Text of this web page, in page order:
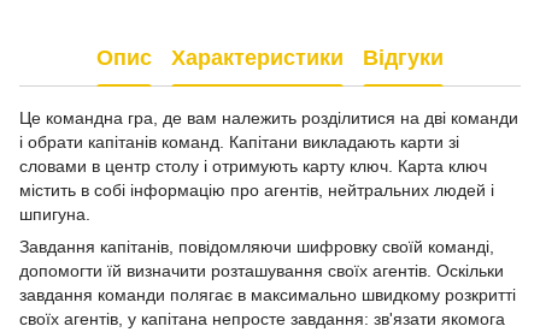
Опис Характеристики Відгуки
Це командна гра, де вам належить розділитися на дві команди
і обрати капітанів команд. Капітани викладають карти зі
словами в центр столу і отримують карту ключ. Карта ключ
містить в собі інформацію про агентів, нейтральних людей і
шпигуна.
Завдання капітанів, повідомляючи шифровку своїй команді,
допомогти їй визначити розташування своїх агентів. Оскільки
завдання команди полягає в максимально швидкому розкритті
своїх агентів, у капітана непросте завдання: зв'язати якомога